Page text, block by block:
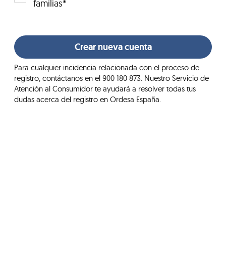
familias*
Para cualquier incidencia relacionada con el proceso de
registro, contáctanos en el 900 180 873. Nuestro Servicio de
Atención al Consumidor te ayudará a resolver todas tus
dudas acerca del registro en Ordesa España.